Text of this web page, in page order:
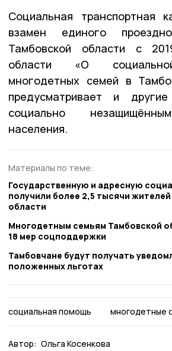
Социальная транспортная
взамен единого
Тамбовской области с
области «О
многодетных семей в
предусматривает и
социально
населения.
Материалы по теме:
Государственную и адресную
получили более 2,5 тысячи
области
Многодетным семьям Тамбовской
18 мер соцподдержки
Тамбовчане будут получать
положенных льготах
социальная помощь многодетные
Автор: Ольга Косенкова